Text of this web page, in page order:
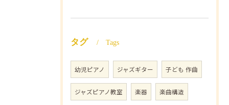
タグ Tags
幼児ピアノ ジャズギター 子ども 作曲
ジャズピアノ教室 楽器 楽曲構造